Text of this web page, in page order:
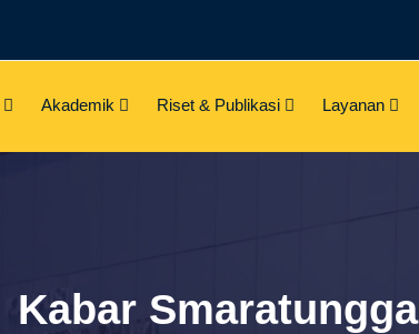
Akademik Riset & Publikasi Layanan
Kabar Smaratungga